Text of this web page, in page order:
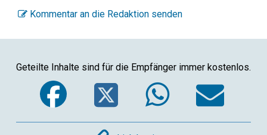
Kommentar an die Redaktion senden
Geteilte Inhalte sind für die Empfänger immer kostenlos.
Facebook
Twitter